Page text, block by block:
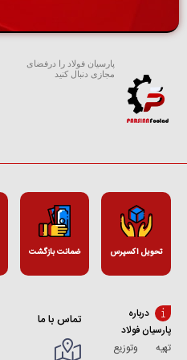
پارسیان فولاد را درفضای
مجازی دنبال کنید
تحویل اکسپرس ضمانت بازگشت
درباره
پارسیان فولاد
تهیه وتوزیع
تماس با ما